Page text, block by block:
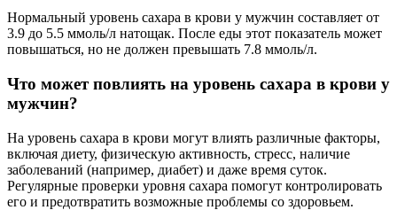
Нормальный уровень сахара в крови у мужчин составляет от
3.9 до 5.5 ммоль/л натощак. После еды этот показатель может
повышаться, но не должен превышать 7.8 ммоль/л.
Что может повлиять на уровень сахара в крови у
мужчин?
На уровень сахара в крови могут влиять различные факторы,
включая диету, физическую активность, стресс, наличие
заболеваний (например, диабет) и даже время суток.
Регулярные проверки уровня сахара помогут контролировать
его и предотвратить возможные проблемы со здоровьем.